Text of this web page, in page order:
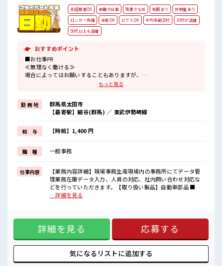
未経験者OK 長期の仕事 残業少なめ 制服あり
休憩室あり
ロッカー完備
染髪OK ピアスOK 平均年齢20代
30代が活躍
50代以上も活躍
おすすめポイント
■お仕事PR
≪無理なく働ける≫
場合によってはお願いすることもありますが、
基本的に髪色自由で明るすぎたり奇抜でなければOKです！
(規定有)≪ラクラク制服アリ≫
制服があるので、
毎日の服装の悩み解消♪
≪未経験OKの仕事≫
新しいことにチャレンジするのは不安だけど、
しっかり働く環境が整っています！
イチからスキルUP・ステップUP目指していきましょう！
≪自分に向いている仕事が探せる≫
困った事などがあれば、
担当がしっかりサポートします！
■職場の雰囲気
20代の若い世代がたくさん活躍中の活気ある職場！
ロッカーあり！
安心してお仕事に集中♪
もっと見る
勤 務 地
群馬県太田市
【最寄駅】細谷(群馬) ／ 東武伊勢崎線
給 与 【時給】1,400 円
職 種 一般事務
仕事内容
【業務内容詳細】現場事務生産現場内の事務所にてデータ管
理業務在庫データ入力、人員の対応、社内問い合わせ対応な
どを行っていただきます。【取り扱い製品】自動車部品 ■お
仕事PR ≪無理なく働ける≫ 場合によってはお願いすることも
クラク制服アリ≫ 制服があるので、 毎日の服装の悩み解消♪
≪未経験OKの仕事≫ 新しいことにチャレンジするのは不安だ
けど、 しっかり働く環境が整っています！ イチからスキル
UP・ステップUP目指していきましょう！ ≪自分に向いてい
る仕事が探せる≫ 困った事などがあれば、 担当がしっかりサ
ポートします！ ■職場の雰囲気 キバツ過ぎなければ髪色・髪
…詳細を見る
詳細を見る 応募する
気になるリストに追加する